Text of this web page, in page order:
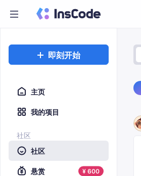
即刻开始
主页
我的项目
社区
社区
悬赏 ¥ 600